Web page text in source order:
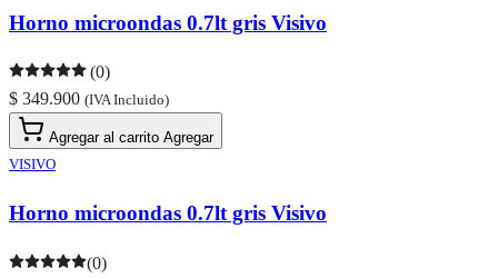
Horno microondas 0.7lt gris Visivo
(0)
$ 349.900 (IVA Incluido)
Agregar al carrito Agregar
VISIVO
Horno microondas 0.7lt gris Visivo
(0)